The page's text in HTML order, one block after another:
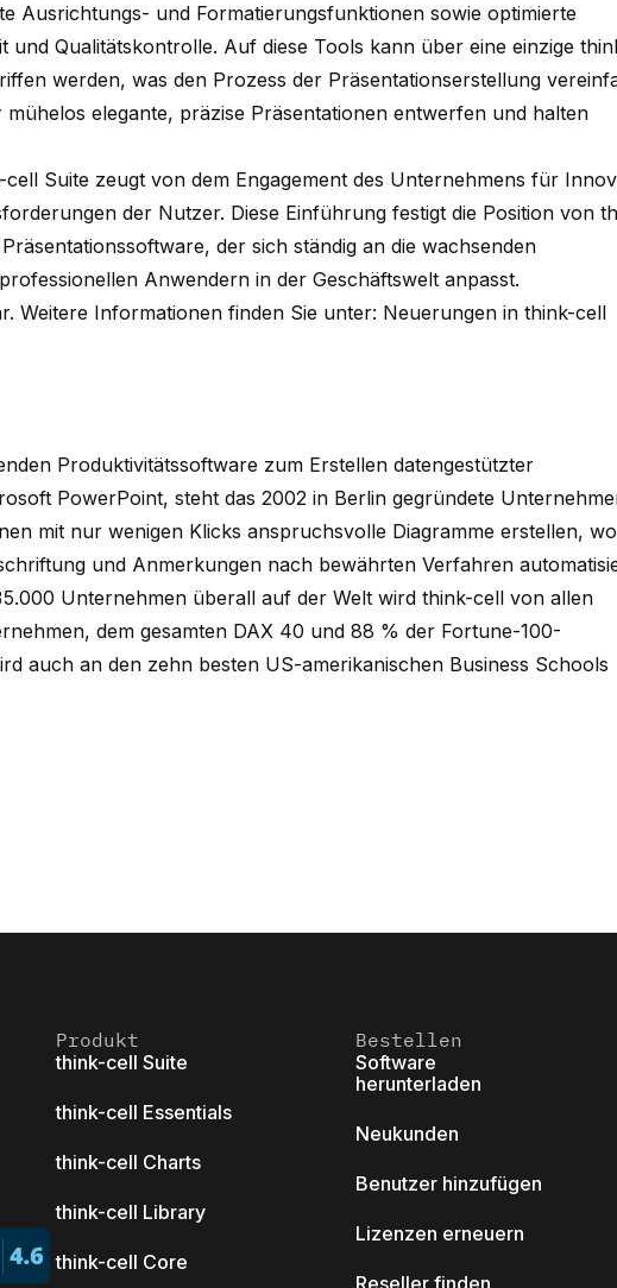
Ausrichtungs- und Formatierungsfunktionen sowie optimierte
und Qualitätskontrolle. Auf diese Tools kann über eine einzige
werden, was den Prozess der Präsentationserstellung
elegante, präzise Präsentationen entwerfen und halten
cell Suite zeugt von dem Engagement des Unternehmens für
der Nutzer. Diese Einführung festigt die Position von
der sich ständig an die wachsenden
Anwendern in der Geschäftswelt anpasst.
Weitere Informationen finden Sie unter: Neuerungen in think-cell
Produktivitätssoftware zum Erstellen datengestützter
PowerPoint, steht das 2002 in Berlin gegründete
mit nur wenigen Klicks anspruchsvolle Diagramme erstellen,
und Anmerkungen nach bewährten Verfahren
Unternehmen überall auf der Welt wird think-cell von allen
dem gesamten DAX 40 und 88 % der Fortune-100-
auch an den zehn besten US-amerikanischen Business Schools
Produkt
think-cell Suite
think-cell Essentials
think-cell Charts
think-cell Library
think-cell Core
Bestellen
Software
herunterladen
Neukunden
Benutzer hinzufügen
Lizenzen erneuern